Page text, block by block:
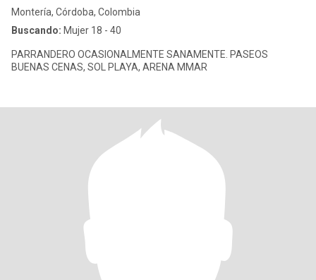
Montería, Córdoba, Colombia
Buscando: Mujer 18 - 40
PARRANDERO OCASIONALMENTE SANAMENTE. PASEOS
BUENAS CENAS, SOL PLAYA, ARENA MMAR